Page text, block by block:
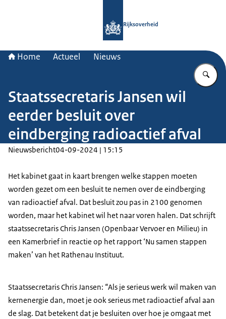
Rijksoverheid
Home Actueel Nieuws
Staatssecretaris Jansen wil
eerder besluit over
eindberging radioactief afval
Nieuwsbericht04-09-2024 | 15:15
Het kabinet gaat in kaart brengen welke stappen moeten
worden gezet om een besluit te nemen over de eindberging
van radioactief afval. Dat besluit zou pas in 2100 genomen
worden, maar het kabinet wil het naar voren halen. Dat schrijft
staatssecretaris Chris Jansen (Openbaar Vervoer en Milieu) in
een Kamerbrief in reactie op het rapport ‘Nu samen stappen
maken’ van het Rathenau Instituut.
Staatssecretaris Chris Jansen: “Als je serieus werk wil maken van
kernenergie dan, moet je ook serieus met radioactief afval aan
de slag. Dat betekent dat je besluiten over hoe je omgaat met